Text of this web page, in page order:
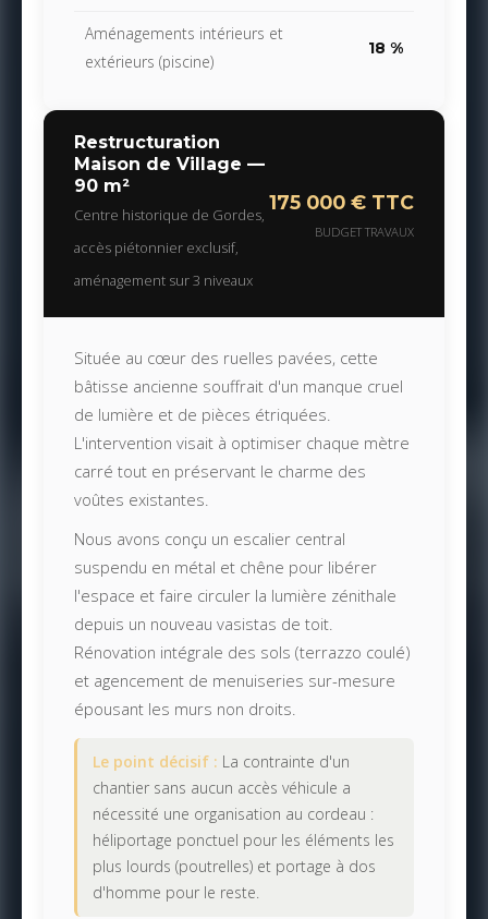
Aménagements intérieurs et
extérieurs (piscine)
18 %
Restructuration
Maison de Village —
90 m²
Centre historique de Gordes,
accès piétonnier exclusif,
aménagement sur 3 niveaux
175 000 € TTC
BUDGET TRAVAUX
Située au cœur des ruelles pavées, cette
bâtisse ancienne souffrait d'un manque cruel
de lumière et de pièces étriquées.
L'intervention visait à optimiser chaque mètre
carré tout en préservant le charme des
voûtes existantes.
Nous avons conçu un escalier central
suspendu en métal et chêne pour libérer
l'espace et faire circuler la lumière zénithale
depuis un nouveau vasistas de toit.
Rénovation intégrale des sols (terrazzo coulé)
et agencement de menuiseries sur-mesure
épousant les murs non droits.
Le point décisif : La contrainte d'un
chantier sans aucun accès véhicule a
nécessité une organisation au cordeau :
héliportage ponctuel pour les éléments les
plus lourds (poutrelles) et portage à dos
d'homme pour le reste.